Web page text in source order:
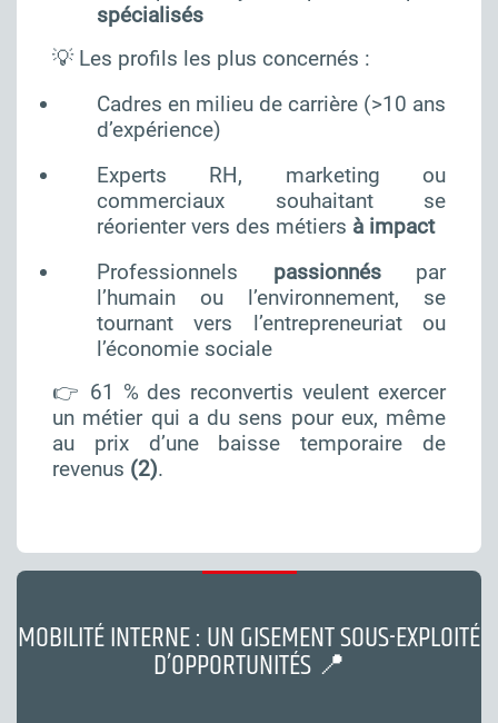
spécialisés
💡 Les profils les plus concernés :
Cadres en milieu de carrière (>10 ans
d’expérience)
Experts RH, marketing ou
commerciaux souhaitant se
réorienter vers des métiers à impact
Professionnels passionnés par
l’humain ou l’environnement, se
tournant vers l’entrepreneuriat ou
l’économie sociale
👉 61 % des reconvertis veulent exercer
un métier qui a du sens pour eux, même
au prix d’une baisse temporaire de
revenus (2).
MOBILITÉ INTERNE : UN GISEMENT SOUS-EXPLOITÉ
D’OPPORTUNITÉS 📍